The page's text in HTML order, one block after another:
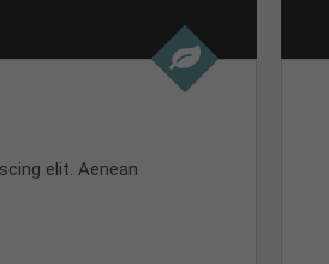
elit. Aenean